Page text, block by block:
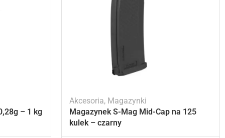
– 1 kg
Akcesoria, Magazynki
Magazynek S-Mag Mid-Cap na 125
kulek – czarny